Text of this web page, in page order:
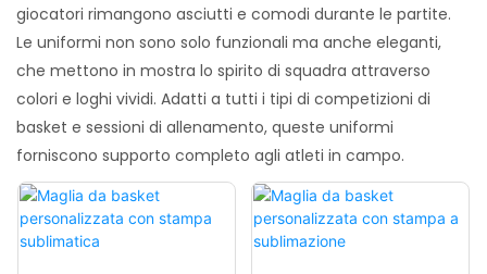
giocatori rimangono asciutti e comodi durante le partite.
Le uniformi non sono solo funzionali ma anche eleganti,
che mettono in mostra lo spirito di squadra attraverso
colori e loghi vividi. Adatti a tutti i tipi di competizioni di
basket e sessioni di allenamento, queste uniformi
forniscono supporto completo agli atleti in campo.